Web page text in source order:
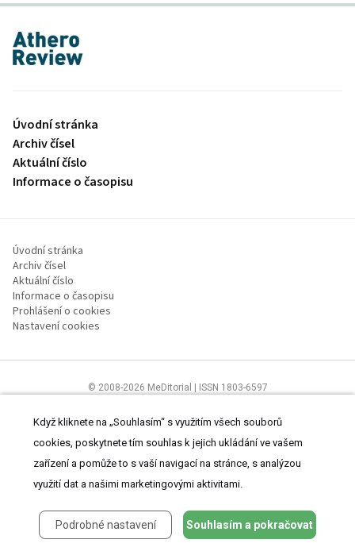
proLékaře.cz
Úvodní stránka
Archiv čísel
Aktuální číslo
Informace o časopisu
Úvodní stránka
Archiv čísel
Aktuální číslo
Informace o časopisu
Prohlášení o cookies
Nastavení cookies
© 2008-2026 MeDitorial | ISSN 1803-6597
zdravotnictví.Čtěte prohlášeníaZásady zpracování osobních údajů
Když kliknete na „Souhlasím“ s využitím všech souborů
cookies, poskytnete tím souhlas k jejich ukládání ve vašem
zařízení a pomůže to s vaší navigací na stránce, s analýzou
využití dat a našimi marketingovými aktivitami.
Podrobné nastavení Souhlasím a pokračovat